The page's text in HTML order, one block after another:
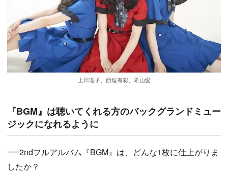
上田理子、西垣有彩、希山愛
『BGM』は聴いてくれる方のバックグランドミュー
ジックになれるように
――2ndフルアルバム『BGM』は、どんな1枚に仕上がりま
したか？